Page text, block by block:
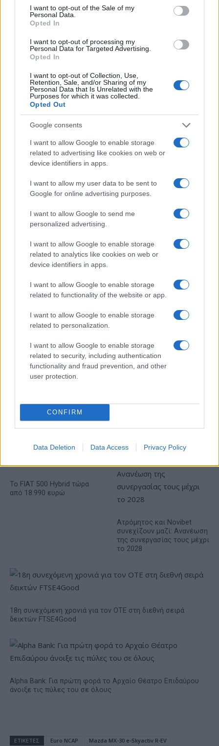
consent section.
I want to opt-out of the Sale of my
Personal Data.
Opted In
I want to opt-out of processing my
Personal Data for Targeted Advertising.
Opted In
I want to opt-out of Collection, Use,
Retention, Sale, and/or Sharing of my
Personal Data that Is Unrelated with the
Purposes for which it was collected.
Opted Out
Google consents
I want to allow Google to enable storage
related to advertising like cookies on web or
device identifiers in apps.
I want to allow my user data to be sent to
Google for online advertising purposes.
I want to allow Google to send me
personalized advertising.
I want to allow Google to enable storage
related to analytics like cookies on web or
device identifiers in apps.
I want to allow Google to enable storage
related to functionality of the website or app.
I want to allow Google to enable storage
related to personalization.
I want to allow Google to enable storage
related to security, including authentication
functionality and fraud prevention, and other
user protection.
CONFIRM
Data Deletion Data Access Privacy Policy
Νέο Audi A2 e-tron με στόχο την κορυφή της
αποδοτικότητας
Ευρωπαϊκό Κορασίδων:
Άνετη νίκη της Ελλάδας
στην πρεμιέρα, 78-36 την
Γιαννακόπουλος: «Όταν σου
ρίχνουν μια πέτρα, τους
καταστρέφεις» (vid)
ΕΛΣΤΑΤ: Στο 3,4% υποχώρησε ο πληθωρισμός τον Ιούλιο
ευρώ σε 843 μέσα
ενημέρωσης- Ξεκίνησε το
πενταετές πρόγραμμα
ενίσχυσης του Τύπου
ευρώ – Καθαρά κέρδη 313
εκατ. ευρώ
Η Chery επενδύει 75 εκατ. δολάρια στην KG Mobility
Το FIAT 500 Hybrid τώρα
από 18.990 ευρώ
Ατρόμητος και Novibet
συνεχίζουν μαζί: Ανανέωση
της συνεργασίας τους μέχρι
το 2028
18η συνεχόμενη χρονιά για τον ΟΤΕ στη διεθνή σειρά
δεικτών FTSE4Good
Alpha Bank: Για πρώτη φορά το Αρχαίο Θέατρο Επιδαύρου
άνοιξε τις πύλες του σε όλους
ΕΤΙΚΕΤΕΣ Euro NCAP Mazda MX-30 e-Skyactiv R-EV